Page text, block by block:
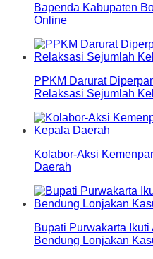
Bapenda Kabupaten
Online
PPKM Darurat
Relaksasi Sejumlah
Kolabor-Aksi
Daerah
Bupati Purwakarta
Bendung Lonjakan